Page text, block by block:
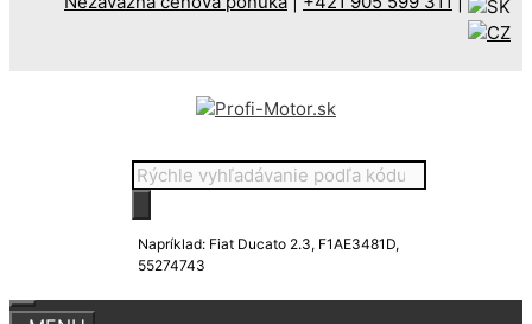
Products
search
Napríklad: Fiat Ducato 2.3, F1AE3481D,
55274743